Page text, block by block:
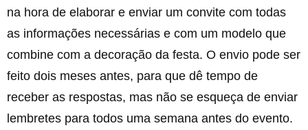
na hora de elaborar e enviar um convite com todas
as informações necessárias e com um modelo que
combine com a decoração da festa. O envio pode ser
feito dois meses antes, para que dê tempo de
receber as respostas, mas não se esqueça de enviar
lembretes para todos uma semana antes do evento.